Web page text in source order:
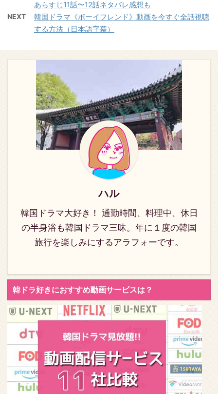
マ《ミセン-未生》の動
画情報とあらすじを感想
を交えながらお伝えして
ラマ《ミセン-未生》キ
ャスト情報、視聴率、再
放送予定などの情報もご
紹介しますので、最後ま
で楽しんでいただけると
うれしいです！ 《ミセ
ン-未生》見逃しならコ
チラ→日本語字幕フル動
画で見放題 《ミセン-未
生》を見逃してしまっ
た！ というときに便利な
のが動画配信サイト。 中
ンペーン実施中なので、
1話から最終回まで追加
料金なし見放題 ...
あらすじ11話〜12話ネタバレ感想も
NEXT
韓国ドラマ《ボーイフレンド》動画を今すぐ全話視聴
する方法（日本語字幕）
ハル
韓国ドラマ大好き！ 通勤時間、料理中、休日
の半身浴も韓国ドラマ三昧。年に１度の韓国
旅行を楽しみにするアラフォーです。
韓ドラ好きにおすすめ動画サービスは？